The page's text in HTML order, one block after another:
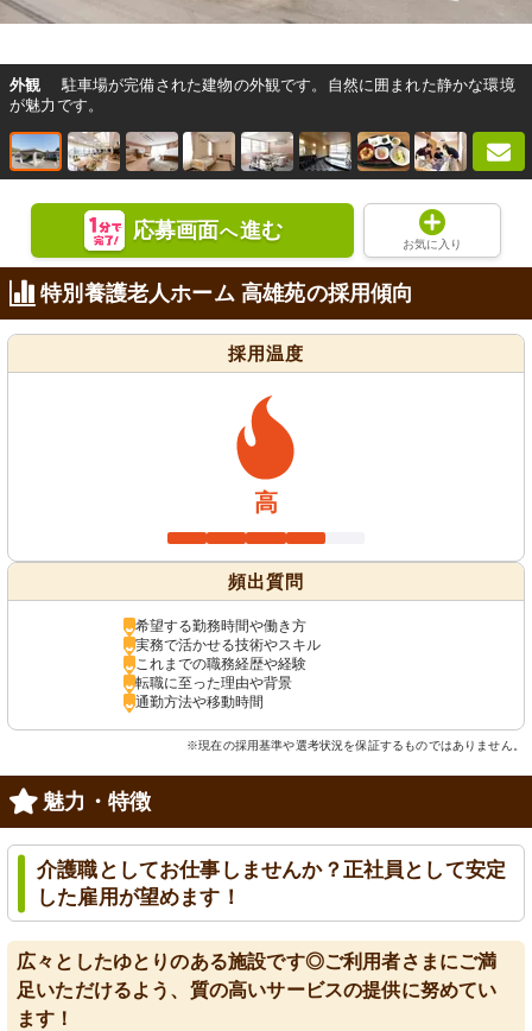
外観
駐車場が完備された建物の外観です。自然に囲まれた静かな環境
が魅力です。
応募画面へ進む
お気に入り
特別養護老人ホーム 高雄苑の採用傾向
採用温度
高
頻出質問
希望する勤務時間や働き方
実務で活かせる技術やスキル
これまでの職務経歴や経験
転職に至った理由や背景
通勤方法や移動時間
※現在の採用基準や選考状況を保証するものではありません。
魅力・特徴
介護職としてお仕事しませんか？正社員として安定
した雇用が望めます！
広々としたゆとりのある施設です◎ご利用者さまにご満
足いただけるよう、質の高いサービスの提供に努めてい
ます！